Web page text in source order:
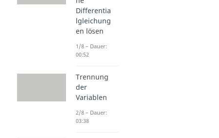
Differentia
lgleichung
en lösen
1/8 – Dauer:
00:52
Trennung
der
Variablen
2/8 – Dauer:
03:38